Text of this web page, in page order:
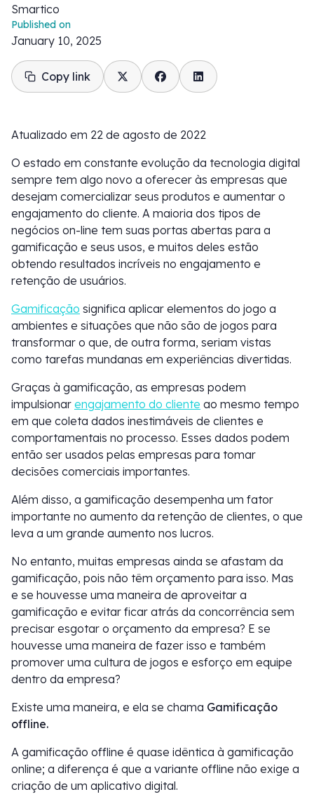
Smartico
Published on
January 10, 2025
Copy link
Atualizado em 22 de agosto de 2022
O estado em constante evolução da tecnologia digital
sempre tem algo novo a oferecer às empresas que
desejam comercializar seus produtos e aumentar o
engajamento do cliente. A maioria dos tipos de
negócios on-line tem suas portas abertas para a
gamificação e seus usos, e muitos deles estão
obtendo resultados incríveis no engajamento e
retenção de usuários.
Gamificação significa aplicar elementos do jogo a
ambientes e situações que não são de jogos para
transformar o que, de outra forma, seriam vistas
como tarefas mundanas em experiências divertidas.
Graças à gamificação, as empresas podem
impulsionar engajamento do cliente ao mesmo tempo
em que coleta dados inestimáveis de clientes e
comportamentais no processo. Esses dados podem
então ser usados pelas empresas para tomar
decisões comerciais importantes.
Além disso, a gamificação desempenha um fator
importante no aumento da retenção de clientes, o que
leva a um grande aumento nos lucros.
No entanto, muitas empresas ainda se afastam da
gamificação, pois não têm orçamento para isso. Mas
e se houvesse uma maneira de aproveitar a
gamificação e evitar ficar atrás da concorrência sem
precisar esgotar o orçamento da empresa? E se
houvesse uma maneira de fazer isso e também
promover uma cultura de jogos e esforço em equipe
dentro da empresa?
Existe uma maneira, e ela se chama Gamificação
offline.
A gamificação offline é quase idêntica à gamificação
online; a diferença é que a variante offline não exige a
criação de um aplicativo digital.